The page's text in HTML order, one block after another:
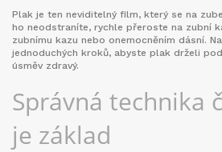
Plak je ten neviditelný film, který se na
ho neodstraníte, rychle přeroste na zubní
zubnímu kazu nebo onemocněním dásní.
jednoduchých kroků, abyste plak drželi
úsměv zdravý.
Správná technika
je základ